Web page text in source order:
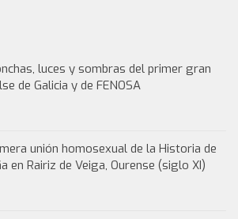
luces y sombras del primer gran
de Galicia y de FENOSA
unión homosexual de la Historia de
en Rairiz de Veiga, Ourense (siglo XI)